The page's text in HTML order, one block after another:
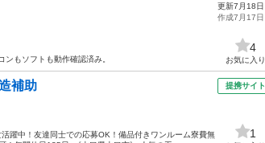
もソフトも動作確認済み。
更新7月18日
作成7月17日
4
お気に入り
補助
躍中！友達同士での応募OK！備品付きワンルーム寮費無
提携サイト
1